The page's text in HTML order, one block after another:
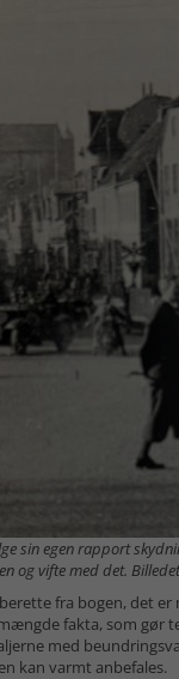
sin egen rapport
og vifte med det.
fra bogen, det
fakta, som gør
med
kan varmt anbefales.